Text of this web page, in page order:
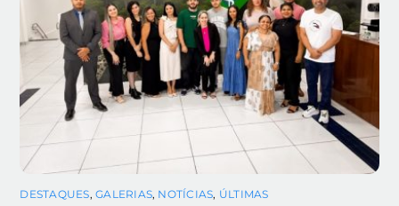
DESTAQUES,GALERIAS, NOTÍCIAS, ÚLTIMAS